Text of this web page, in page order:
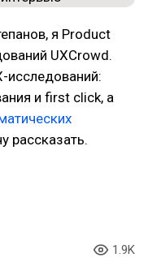
я Product
UXCrowd.
исследований:
и first click, а
рассказать.
1.9K